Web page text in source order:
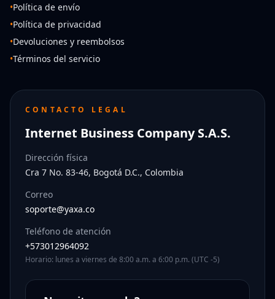
•Política de envío
•Política de privacidad
•Devoluciones y reembolsos
•Términos del servicio
CONTACTO LEGAL
Internet Business Company S.A.S.
Dirección física
Cra 7 No. 83-46, Bogotá D.C., Colombia
Correo
soporte@yaxa.co
Teléfono de atención
+573012964092
Horario: lunes a viernes de 8:00 a.m. a 6:00 p.m. (UTC -5)